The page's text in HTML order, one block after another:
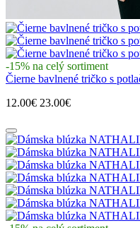
-15% na celý sortiment
Čierne bavlnené tričko s
12.00€ 23.00€